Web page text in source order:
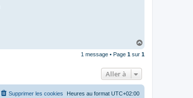
u
1 message • Page 1 sur 1
Aller à
Heures au format UTC+02:00
Supprimer les cookies